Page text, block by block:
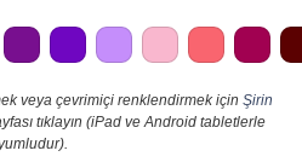
veya çevrimiçi renklendirmek için Şirin
tıklayın (iPad ve Android tabletlerle